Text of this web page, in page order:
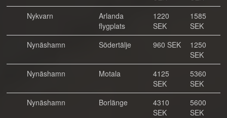
Nykvarn
Arlanda
flygplats
1220
SEK
1585
SEK
Nynäshamn
Södertälje 960 SEK
1250
SEK
Nynäshamn
Motala
4125
SEK
5360
SEK
Nynäshamn
Borlänge
4310
SEK
5600
SEK